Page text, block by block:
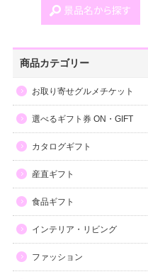
商品カテゴリー
お取り寄せグルメチケット
選べるギフト券 ON・GIFT
カタログギフト
産直ギフト
食品ギフト
インテリア・リビング
ファッション